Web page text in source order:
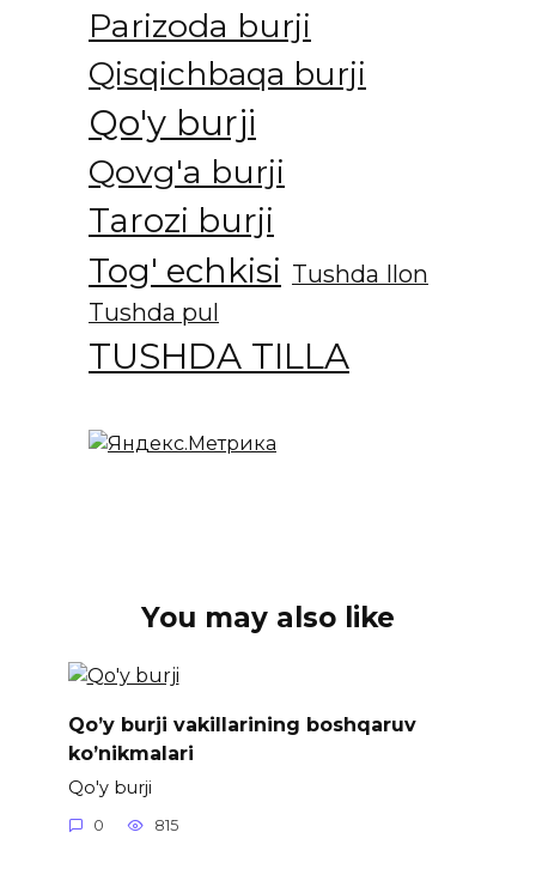
Parizoda burji
Qisqichbaqa burji
Qo'y burji
Qovg'a burji
Tarozi burji
Tog' echkisi Tushda Ilon
Tushda pul
TUSHDA TILLA
You may also like
Qo’y burji vakillarining boshqaruv
ko’nikmalari
Qo'y burji
0 815